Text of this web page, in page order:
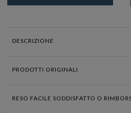
DESCRIZIONE
PRODOTTI ORIGINALI
RESO FACILE SODDISFATTO O